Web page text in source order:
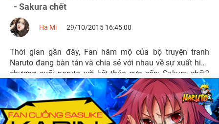
- Sakura chết
Ha Mi 29/10/2015 16:45:00
Thời gian gần đây, Fan hâm mộ của bộ truyện tranh
Naruto đang bàn tán và chia sẻ với nhau về sự xuất hiện
chương cuối naruto với kết thúc cực sốc: Sakura chết?
Vậy thực hư câu chuyện này là như thế nào?